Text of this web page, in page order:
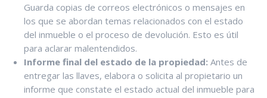
Guarda copias de correos electrónicos o mensajes en
los que se abordan temas relacionados con el estado
del inmueble o el proceso de devolución. Esto es útil
para aclarar malentendidos.
Informe final del estado de la propiedad: Antes de
entregar las llaves, elabora o solicita al propietario un
informe que constate el estado actual del inmueble para